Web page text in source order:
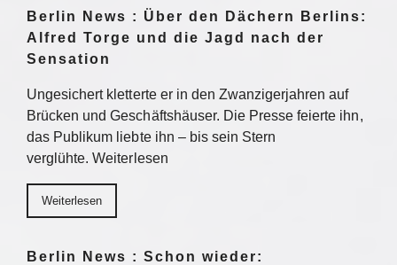
Berlin News : Über den Dächern Berlins:
Alfred Torge und die Jagd nach der
Sensation
Ungesichert kletterte er in den Zwanzigerjahren auf
Brücken und Geschäftshäuser. Die Presse feierte ihn,
das Publikum liebte ihn – bis sein Stern
verglühte. Weiterlesen
Weiterlesen
Berlin News : Schon wieder: